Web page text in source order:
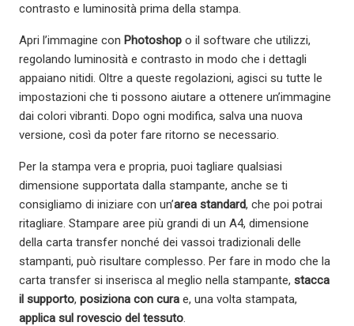
contrasto e luminosità prima della stampa.
Apri l’immagine con Photoshop o il software che utilizzi,
regolando luminosità e contrasto in modo che i dettagli
appaiano nitidi. Oltre a queste regolazioni, agisci su tutte le
impostazioni che ti possono aiutare a ottenere un’immagine
dai colori vibranti. Dopo ogni modifica, salva una nuova
versione, così da poter fare ritorno se necessario.
Per la stampa vera e propria, puoi tagliare qualsiasi
dimensione supportata dalla stampante, anche se ti
consigliamo di iniziare con un’area standard, che poi potrai
ritagliare. Stampare aree più grandi di un A4, dimensione
della carta transfer nonché dei vassoi tradizionali delle
stampanti, può risultare complesso. Per fare in modo che la
carta transfer si inserisca al meglio nella stampante, stacca
il supporto, posiziona con cura e, una volta stampata,
applica sul rovescio del tessuto.